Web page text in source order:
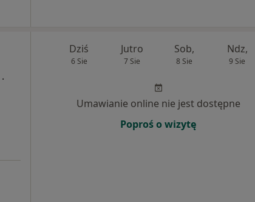
·
Dziś
6 Sie
Jutro
7 Sie
Sob,
8 Sie
Ndz,
9 Sie
Umawianie online nie jest dostępne
Poproś o wizytę